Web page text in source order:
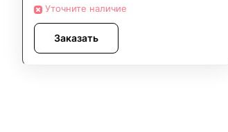
Уточните наличие
Заказать